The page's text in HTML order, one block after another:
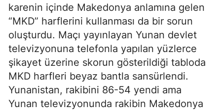
karenin içinde Makedonya anlamına gelen
“MKD” harflerini kullanması da bir sorun
oluşturdu. Maçı yayınlayan Yunan devlet
televizyonuna telefonla yapılan yüzlerce
şikayet üzerine skorun gösterildiği tabloda
MKD harfleri beyaz bantla sansürlendi.
Yunanistan, rakibini 86-54 yendi ama
Yunan televizyonunda rakibin Makedonya